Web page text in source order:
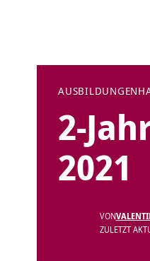
AUSBILDUNGEN
2-
2021
ZULETZT
VON